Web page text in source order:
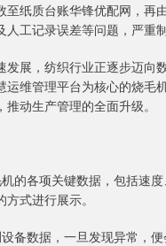
至纸质台账华锋优配网，再
人工记录误差等问题，严重
发展，纺织行业正逐步迈向
运维管理平台为核心的烧毛
动生产管理的全面升级。
的各项关键数据，包括速
式进行展示。
备数据，一旦发现异常，